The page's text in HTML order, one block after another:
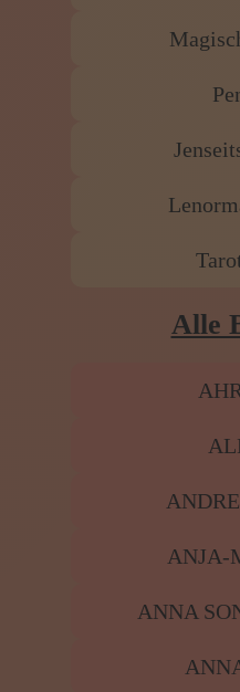
Alle
ANJA-
ANNA